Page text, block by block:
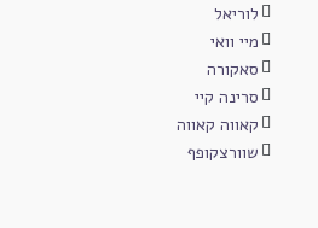
לוריאל
מיי וואי
סאקורה
סרינה קיי
קאווה קאווה
שוורצקופף